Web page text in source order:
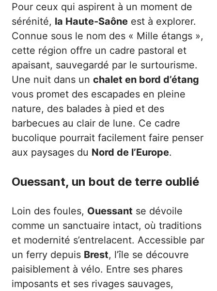
Pour ceux qui aspirent à un moment de
sérénité, la Haute-Saône est à explorer.
Connue sous le nom des « Mille étangs »,
cette région offre un cadre pastoral et
apaisant, sauvegardé par le surtourisme.
Une nuit dans un chalet en bord d’étang
vous promet des escapades en pleine
nature, des balades à pied et des
barbecues au clair de lune. Ce cadre
bucolique pourrait facilement faire penser
aux paysages du Nord de l’Europe.
Ouessant, un bout de terre oublié
Loin des foules, Ouessant se dévoile
comme un sanctuaire intact, où traditions
et modernité s’entrelacent. Accessible par
un ferry depuis Brest, l’île se découvre
paisiblement à vélo. Entre ses phares
imposants et ses rivages sauvages,